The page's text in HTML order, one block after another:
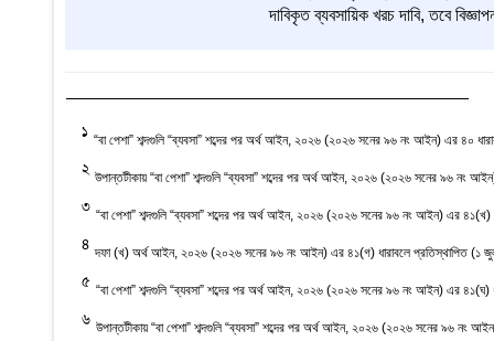
দাবিকৃত ব্যবসায়িক খরচ দাবি, তবে
1 “বা পেশা” শব্দগুলি “ব্যবসা” শব্দের পর অর্থ আইন, ২০২৬ (২০২৬ সনের ৯৬ নং আইন) এর ৪০
2 উপান্তটীকায় “বা পেশা” শব্দগুলি “ব্যবসা” শব্দের পর অর্থ আইন, ২০২৬ (২০২৬ সনের ৯৬ নং
3 “বা পেশা” শব্দগুলি “ব্যবসা” শব্দের পর অর্থ আইন, ২০২৬ (২০২৬ সনের ৯৬ নং আইন) এর ৪১(খ)
4 দফা (খ) অর্থ আইন, ২০২৬ (২০২৬ সনের ৯৬ নং আইন) এর ৪১(গ) ধারাবলে প্রতিস্থাপিত (১
5 “বা পেশা” শব্দগুলি “ব্যবসা” শব্দের পর অর্থ আইন, ২০২৬ (২০২৬ সনের ৯৬ নং আইন) এর ৪১(ঘ)
6 উপান্তটীকায় “বা পেশা” শব্দগুলি “ব্যবসা” শব্দের পর অর্থ আইন, ২০২৬ (২০২৬ সনের ৯৬ নং